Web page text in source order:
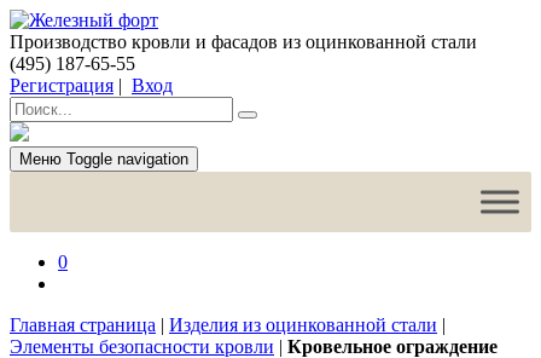
Производство кровли и фасадов из оцинкованной стали
(495) 187-65-55
Регистрация | Вход
Меню Toggle navigation
0
Главная страница | Изделия из оцинкованной стали |
Элементы безопасности кровли | Кровельное ограждение